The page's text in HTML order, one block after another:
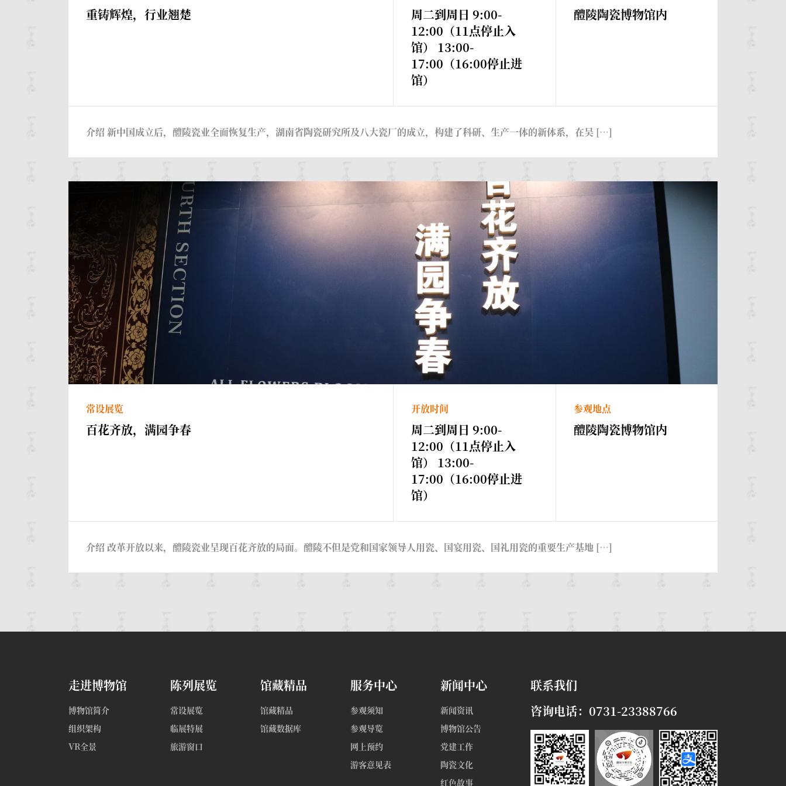
重铸辉煌，行业翘楚
周二到周日 9:00-
12:00（11点停止入
馆） 13:00-
17:00（16:00停止进
馆）
醴陵陶瓷博物馆内
介绍 新中国成立后，醴陵瓷业全面恢复生产，湖南省陶瓷研究所及八大瓷厂的成立，构建了科研、生产一体的新体系，在吴 […]
常设展览
百花齐放，满园争春
开放时间
周二到周日 9:00-
12:00（11点停止入
馆） 13:00-
17:00（16:00停止进
馆）
参观地点
醴陵陶瓷博物馆内
介绍 改革开放以来，醴陵瓷业呈现百花齐放的局面。醴陵不但是党和国家领导人用瓷、国宴用瓷、国礼用瓷的重要生产基地 […]
走进博物馆
博物馆简介
组织架构
VR全景
陈列展览
常设展览
临展特展
旅游窗口
馆藏精品
馆藏精品
馆藏数据库
服务中心
参观须知
参观导览
网上预约
游客意见表
新闻中心
新闻资讯
博物馆公告
党建工作
陶瓷文化
红色故事
联系我们
咨询电话：0731-23388766